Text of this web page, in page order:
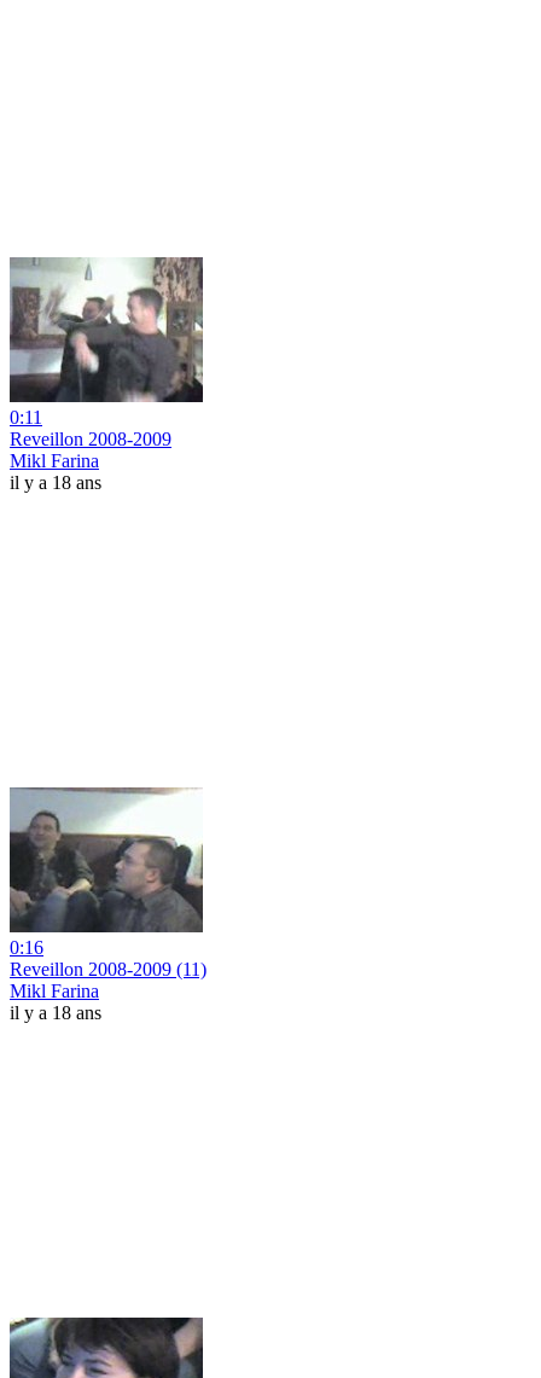
0:11
Reveillon 2008-2009
Mikl Farina
il y a 18 ans
0:16
Reveillon 2008-2009 (11)
Mikl Farina
il y a 18 ans